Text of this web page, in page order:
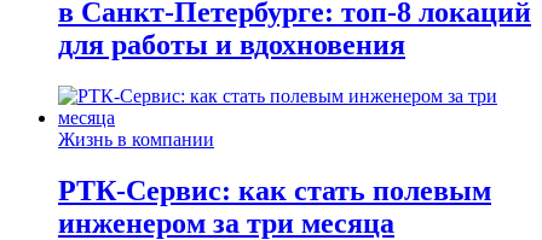
в Санкт-Петербурге: топ-8 локаций
для работы и вдохновения
Жизнь в компании
РТК-Сервис: как стать полевым
инженером за три месяца